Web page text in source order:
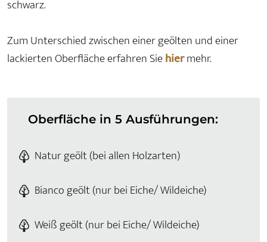
schwarz.
Zum Unterschied zwischen einer geölten und einer
lackierten Oberfläche erfahren Siehiermehr.
Oberfläche in 5 Ausführungen:
Natur geölt (bei allen Holzarten)
Bianco geölt (nur bei Eiche/ Wildeiche)
Weiß geölt (nur bei Eiche/ Wildeiche)